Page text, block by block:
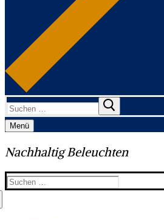
Suchen
nach:
Menü
Nachhaltig Beleuchten
Suchen
nach: